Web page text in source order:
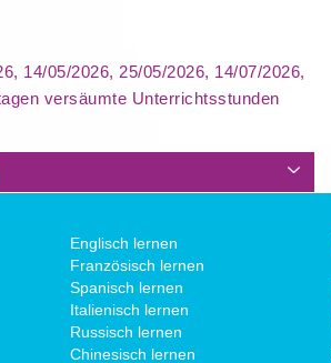
14/05/2026, 25/05/2026, 14/07/2026,
versäumte Unterrichtsstunden
Englisch lernen
Französisch lernen
Spanisch lernen
Italienisch lernen
Russisch lernen
Chinesisch lernen